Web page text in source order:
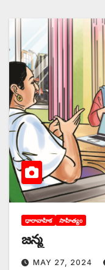
ధారావాహిక సాహిత్యం
జన్మ
MAY 27, 2024